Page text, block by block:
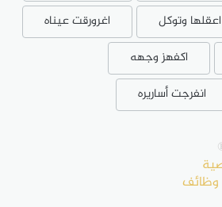
اعقلها وتوكل
اغرورقت عيناه
اكفهز وجهه
انفرجت أساريره
وظائف